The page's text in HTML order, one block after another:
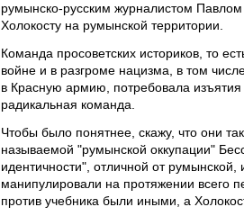
румынско-русским журналистом
Холокосту на румынской территории.
Команда просоветских историков, то
войне и в разгроме нацизма, в том
в Красную армию, потребовала
радикальная команда.
Чтобы было понятнее, скажу, что они
называемой "румынской оккупации"
идентичности", отличной от
манипулировали на протяжении всего
против учебника были иными, а